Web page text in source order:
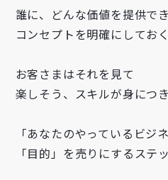
誰に、どんな価値を提供でき
コンセプトを明確にしてお
お客さまはそれを見て
楽しそう、スキルが身につ
「あなたのやっているビジ
「目的」を売りにするステ